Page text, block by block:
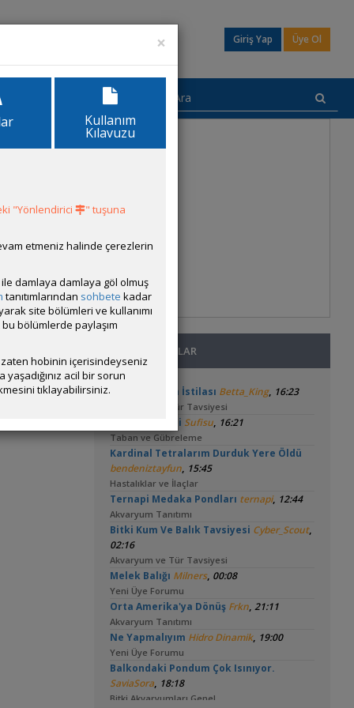
Giriş Yap Üye Ol
SON MESAJLAR
Tankta Yosun İstilası Betta_King, 16:23
Akvaryum ve Tür Tavsiyesi
Toprak Seçimi Sufisu, 16:21
Taban ve Gübreleme
Kardinal Tetralarım Durduk Yere Öldü
bendeniztayfun, 15:45
Hastalıklar ve İlaçlar
Ternapi Medaka Pondları ternapi, 12:44
Akvaryum Tanıtımı
Bitki Kum Ve Balık Tavsiyesi Cyber_Scout,
02:16
Akvaryum ve Tür Tavsiyesi
Melek Balığı Milners, 00:08
Yeni Üye Forumu
Orta Amerika'ya Dönüş Frkn,21:11
Akvaryum Tanıtımı
Ne Yapmalıyım Hidro Dinamik, 19:00
Yeni Üye Forumu
Balkondaki Pondum Çok Isınıyor.
SaviaSora, 18:18
Bitki Akvaryumları Genel
×
Kullanım
Kılavuzu
"Yönlendirici
" tuşuna
etmeniz halinde çerezlerin
ile damlaya damlaya göl olmuş
tanıtımlarından sohbete kadar
site bölümleri ve kullanımı
bölümlerde paylaşım
hobinin içerisindeyseniz
acil bir sorun
tıklayabilirsiniz.